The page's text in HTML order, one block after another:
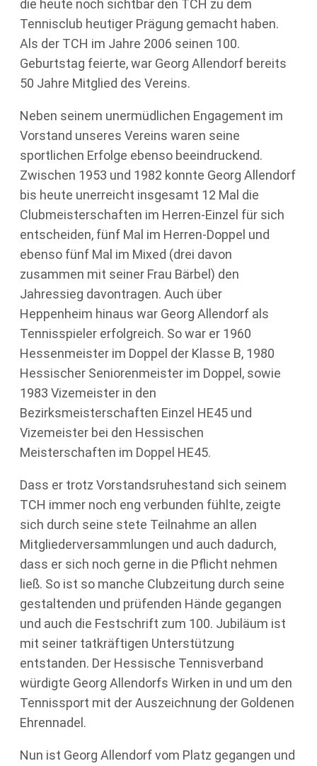
die heute noch sichtbar den TCH zu dem
Tennisclub heutiger Prägung gemacht haben.
Als der TCH im Jahre 2006 seinen 100.
Geburtstag feierte, war Georg Allendorf bereits
50 Jahre Mitglied des Vereins.
Neben seinem unermüdlichen Engagement im
Vorstand unseres Vereins waren seine
sportlichen Erfolge ebenso beeindruckend.
Zwischen 1953 und 1982 konnte Georg Allendorf
bis heute unerreicht insgesamt 12 Mal die
Clubmeisterschaften im Herren-Einzel für sich
entscheiden, fünf Mal im Herren-Doppel und
ebenso fünf Mal im Mixed (drei davon
zusammen mit seiner Frau Bärbel) den
Jahressieg davontragen. Auch über
Heppenheim hinaus war Georg Allendorf als
Tennisspieler erfolgreich. So war er 1960
Hessenmeister im Doppel der Klasse B, 1980
Hessischer Seniorenmeister im Doppel, sowie
1983 Vizemeister in den
Bezirksmeisterschaften Einzel HE45 und
Vizemeister bei den Hessischen
Meisterschaften im Doppel HE45.
Dass er trotz Vorstandsruhestand sich seinem
TCH immer noch eng verbunden fühlte, zeigte
sich durch seine stete Teilnahme an allen
Mitgliederversammlungen und auch dadurch,
dass er sich noch gerne in die Pflicht nehmen
ließ. So ist so manche Clubzeitung durch seine
gestaltenden und prüfenden Hände gegangen
und auch die Festschrift zum 100. Jubiläum ist
mit seiner tatkräftigen Unterstützung
entstanden. Der Hessische Tennisverband
würdigte Georg Allendorfs Wirken in und um den
Tennissport mit der Auszeichnung der Goldenen
Ehrennadel.
Nun ist Georg Allendorf vom Platz gegangen und